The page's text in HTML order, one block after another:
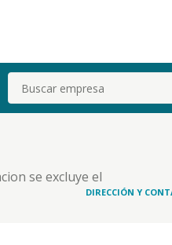
Buscar
se excluye el
DIRECCIÓN Y